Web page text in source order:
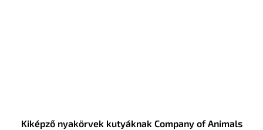
Kiképző nyakörvek kutyáknak Company of Animals